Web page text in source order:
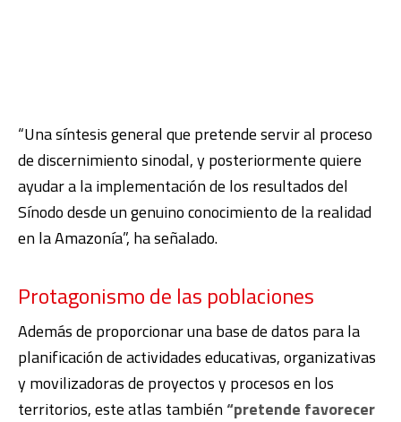
“Una síntesis general que pretende servir al proceso
de discernimiento sinodal, y posteriormente quiere
ayudar a la implementación de los resultados del
Sínodo desde un genuino conocimiento de la realidad
en la Amazonía”, ha señalado.
Protagonismo de las poblaciones
Además de proporcionar una base de datos para la
planificación de actividades educativas, organizativas
y movilizadoras de proyectos y procesos en los
territorios, este atlas también“pretende favorecer